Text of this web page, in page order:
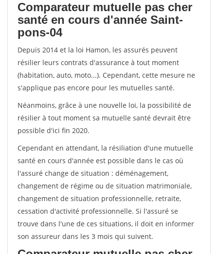
Comparateur mutuelle pas cher
santé en cours d'année Saint-
pons-04
Depuis 2014 et la loi Hamon, les assurés peuvent
résilier leurs contrats d'assurance à tout moment
(habitation, auto, moto...). Cependant, cette mesure ne
s'applique pas encore pour les mutuelles santé.
Néanmoins, grâce à une nouvelle loi, la possibilité de
résilier à tout moment sa mutuelle santé devrait être
possible d'ici fin 2020.
Cependant en attendant, la résiliation d'une mutuelle
santé en cours d'année est possible dans le cas où
l'assuré change de situation : déménagement,
changement de régime ou de situation matrimoniale,
changement de situation professionnelle, retraite,
cessation d'activité professionnelle. Si l'assuré se
trouve dans l'une de ces situations, il doit en informer
son assureur dans les 3 mois qui suivent.